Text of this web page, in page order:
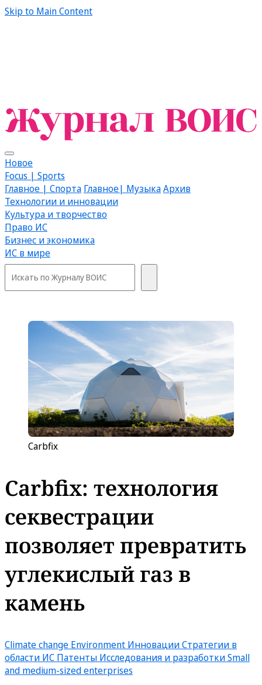
Skip to Main Content
Новое
Focus | Sports
Главное | Спорта Главное| МузыкаАрхив
Технологии и инновации
Культура и творчество
Право ИС
Бизнес и экономика
ИС в мире
Carbfix
Carbfix: технология
секвестрации
позволяет превратить
углекислый газ в
камень
Climate change Environment ИнновацииСтратегии в
области ИС Патенты Исследования и разработкиSmall
and medium-sized enterprises